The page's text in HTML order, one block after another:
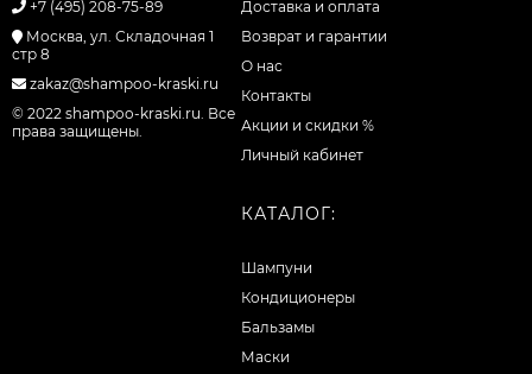
+7 (495) 208-75-89
Москва, ул. Складочная 1
стр 8
zakaz@shampoo-kraski.ru
© 2022 shampoo-kraski.ru. Все
права защищены.
Доставка и оплата
Возврат и гарантии
О нас
Контакты
Акции и скидки %
Личный кабинет
КАТАЛОГ:
Шампуни
Кондиционеры
Бальзамы
Маски